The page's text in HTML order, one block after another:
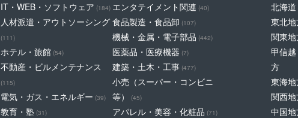
IT・WEB・ソフトウェア (184)
人材派遣・アウトソーシング
(111)
ホテル・旅館 (54)
不動産・ビルメンテナンス
(115)
電気・ガス・エネルギー (39)
教育・塾 (31)
エンタテイメント関連 (40)
食品製造・食品卸 (107)
機械・金属・電子部品 (442)
医薬品・医療機器 (7)
建築・土木・工事 (477)
小売（スーパー・コンビニ
等）
(45)
アパレル・美容・化粧品 (71)
北海道
東北
関東
甲信
方
東海
関西
中国